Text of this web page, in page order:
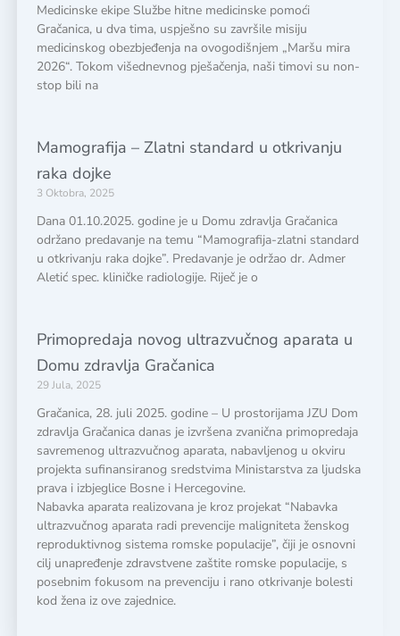
Medicinske ekipe Službe hitne medicinske pomoći
Gračanica, u dva tima, uspješno su završile misiju
medicinskog obezbjeđenja na ovogodišnjem „Maršu mira
2026“. Tokom višednevnog pješačenja, naši timovi su non-
stop bili na
Mamografija – Zlatni standard u otkrivanju
raka dojke
3 Oktobra, 2025
Dana 01.10.2025. godine je u Domu zdravlja Gračanica
održano predavanje na temu “Mamografija-zlatni standard
u otkrivanju raka dojke”. Predavanje je održao dr. Admer
Aletić spec. kliničke radiologije. Riječ je o
Primopredaja novog ultrazvučnog aparata u
Domu zdravlja Gračanica
29 Jula, 2025
Gračanica, 28. juli 2025. godine – U prostorijama JZU Dom
zdravlja Gračanica danas je izvršena zvanična primopredaja
savremenog ultrazvučnog aparata, nabavljenog u okviru
projekta sufinansiranog sredstvima Ministarstva za ljudska
prava i izbjeglice Bosne i Hercegovine.
Nabavka aparata realizovana je kroz projekat “Nabavka
ultrazvučnog aparata radi prevencije maligniteta ženskog
reproduktivnog sistema romske populacije”, čiji je osnovni
cilj unapređenje zdravstvene zaštite romske populacije, s
posebnim fokusom na prevenciju i rano otkrivanje bolesti
kod žena iz ove zajednice.